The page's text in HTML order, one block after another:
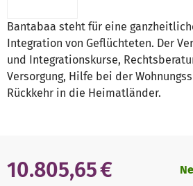
Bantabaa steht für eine
Integration von Geflüchteten. Der
und Integrationskurse,
Versorgung, Hilfe bei der
Rückkehr in die Heimatländer.
10.805,65 €